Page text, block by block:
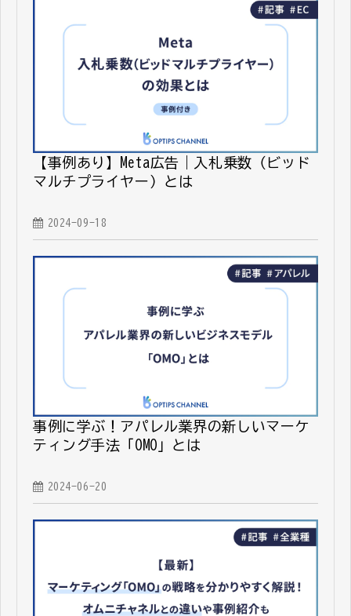
【事例あり】Meta広告｜入札乗数（ビッド
マルチプライヤー）とは
2024-09-18
事例に学ぶ！アパレル業界の新しいマーケ
ティング手法「OMO」とは
2024-06-20